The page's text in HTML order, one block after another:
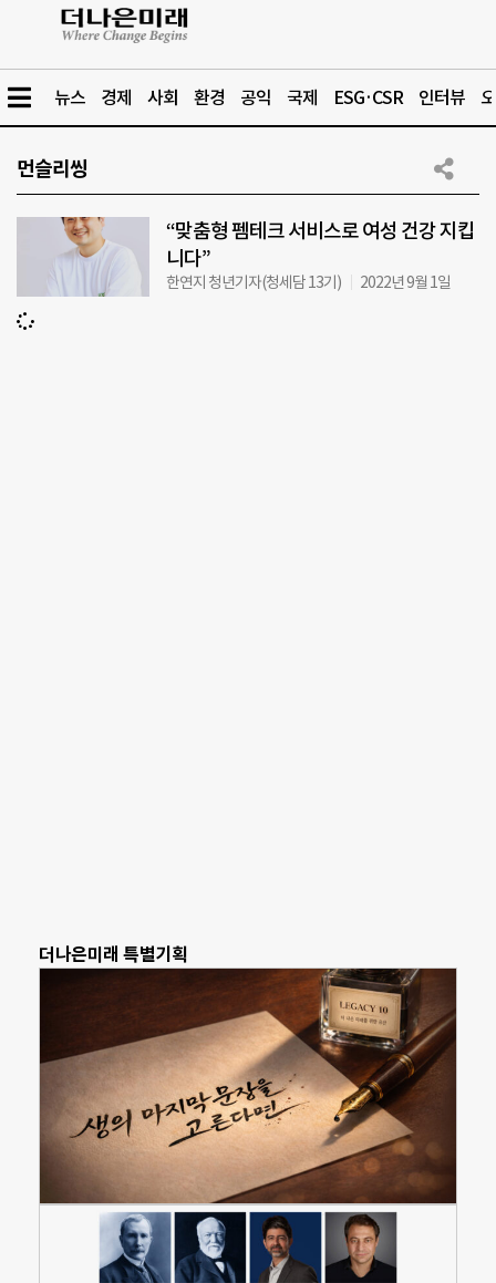
뉴스 경제 사회 환경 공익 국제 ESG·CSR 인터뷰
먼슬리씽
“맞춤형 펨테크 서비스로 여성 건강 지킵
니다”
한연지 청년기자(청세담 13기) 2022년 9월 1일
더나은미래 특별기획